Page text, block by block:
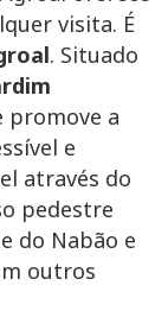
visita. É
. Situado
promove a
e
através do
pedestre
do Nabão e
outros